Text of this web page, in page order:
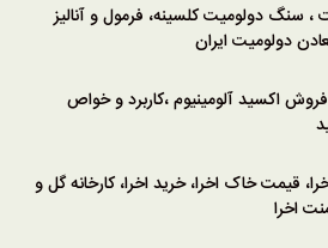
سنگ دولومیت کلسینه، فرمول و آنالیز
دولومیت ایران
اکسید آلومینیوم ،کاربرد و خواص
قیمت خاک اخرا، خرید اخرا، کارخانه گل و
اخرا